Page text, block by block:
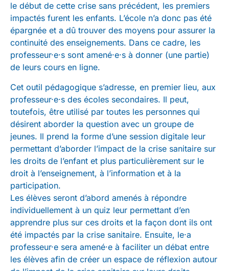
le début de cette crise sans précédent, les premiers
impactés furent les enfants. L’école n’a donc pas été
épargnée et a dû trouver des moyens pour assurer la
continuité des enseignements. Dans ce cadre, les
professeur·e·s sont amené·e·s à donner (une partie)
de leurs cours en ligne.
Cet outil pédagogique s’adresse, en premier lieu, aux
professeur·e·s des écoles secondaires. Il peut,
toutefois, être utilisé par toutes les personnes qui
désirent aborder la question avec un groupe de
jeunes. Il prend la forme d’une session digitale leur
permettant d’aborder l’impact de la crise sanitaire sur
les droits de l’enfant et plus particulièrement sur le
droit à l’enseignement, à l’information et à la
participation.
Les élèves seront d’abord amenés à répondre
individuellement à un quiz leur permettant d’en
apprendre plus sur ces droits et la façon dont ils ont
été impactés par la crise sanitaire. Ensuite, le·a
professeur·e sera amené·e à faciliter un débat entre
les élèves afin de créer un espace de réflexion autour